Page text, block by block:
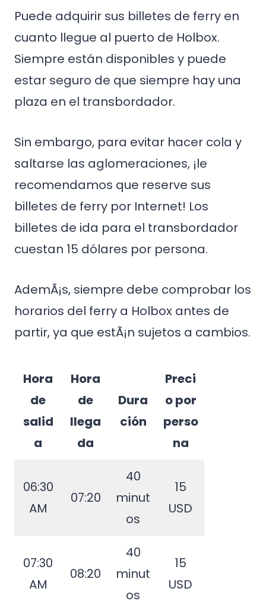
Puede adquirir sus billetes de ferry en
cuanto llegue al puerto de Holbox.
Siempre están disponibles y puede
estar seguro de que siempre hay una
plaza en el transbordador.
Sin embargo, para evitar hacer cola y
saltarse las aglomeraciones, ¡le
recomendamos que reserve sus
billetes de ferry por Internet! Los
billetes de ida para el transbordador
cuestan 15 dólares por persona.
AdemÃ¡s, siempre debe comprobar los
horarios del ferry a Holbox antes de
partir, ya que estÃ¡n sujetos a cambios.
Hora
de
salid
a
Hora
de
llega
da
Dura
ción
Preci
o por
perso
na
06:30
AM
07:20
40
minut
os
15
USD
07:30
AM
08:20
40
minut
os
15
USD